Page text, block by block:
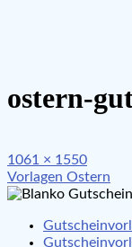
ostern-
Full
size
1061 × 1550
Vorlagen Ostern